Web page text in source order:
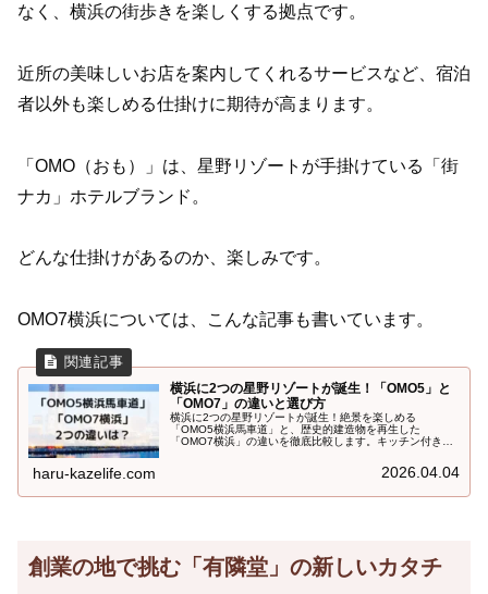
なく、横浜の街歩きを楽しくする拠点です。
近所の美味しいお店を案内してくれるサービスなど、宿泊
者以外も楽しめる仕掛けに期待が高まります。
「OMO（おも）」は、星野リゾートが手掛けている「街
ナカ」ホテルブランド。
どんな仕掛けがあるのか、楽しみです。
OMO7横浜については、こんな記事も書いています。
横浜に2つの星野リゾートが誕生！「OMO5」と
「OMO7」の違いと選び方
横浜に2つの星野リゾートが誕生！絶景を楽しめる
「OMO5横浜馬車道」と、歴史的建造物を再生した
「OMO7横浜」の違いを徹底比較します。キッチン付きの
イントを分かりやすく解説。あなたの旅のスタイルにぴっ
たりのOMOを見つけて、新しい横浜観光を楽しみましょ
haru-kazelife.com 2026.04.04
創業の地で挑む「有隣堂」の新しいカタチ